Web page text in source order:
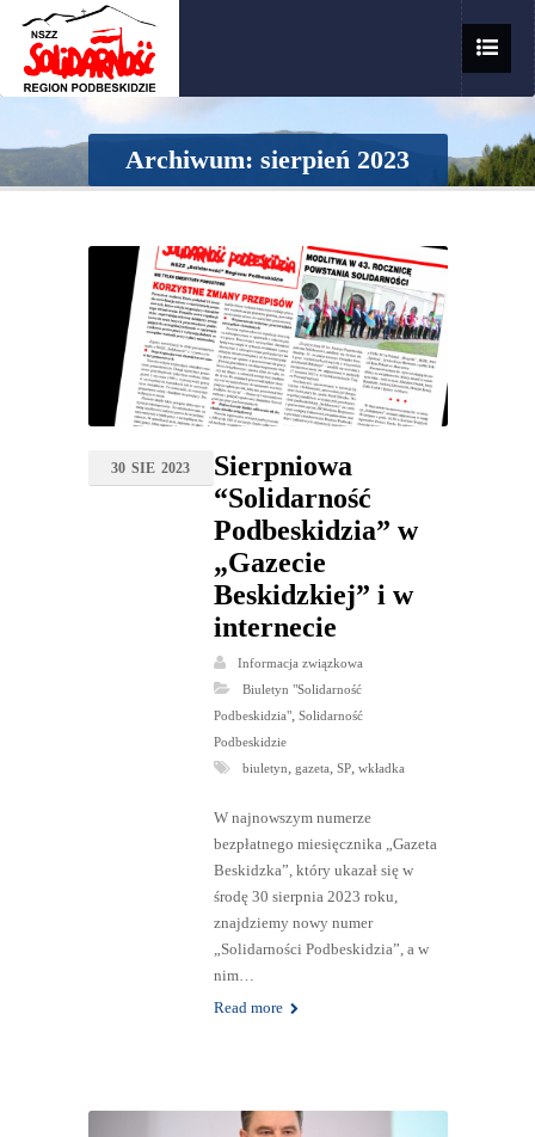
Archiwum: sierpień 2023
30 SIE 2023
Sierpniowa
“Solidarność
Podbeskidzia” w
„Gazecie
Beskidzkiej” i w
internecie
Informacja związkowa
Biuletyn "Solidarność
Podbeskidzia", Solidarność
Podbeskidzie
biuletyn gazeta SP, wkładka
W najnowszym numerze
bezpłatnego miesięcznika „Gazeta
Beskidzka”, który ukazał się w
środę 30 sierpnia 2023 roku,
znajdziemy nowy numer
„Solidarności Podbeskidzia”, a w
nim…
Read more